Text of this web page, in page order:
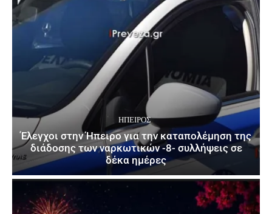
ΉΠΕΙΡΟΣ
Έλεγχοι στην Ήπειρο για την καταπολέμηση της
διάδοσης των ναρκωτικών -8- συλλήψεις σε
δέκα ημέρες